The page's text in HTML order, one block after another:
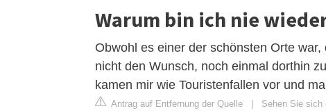
Warum bin ich nie
Obwohl es einer der schönsten Orte
nicht den Wunsch, noch einmal dorthin
kamen mir wie Touristenfallen vor und
Antrag auf Entfernung der Quelle | Sehen Sie sich